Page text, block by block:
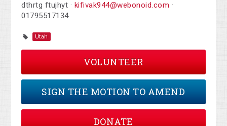
dthrtg ftujhyt · kifivak944@webonoid.com ·
01795517134
Utah
VOLUNTEER
SIGN THE MOTION TO AMEND
DONATE